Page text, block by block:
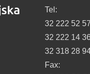
Tel:
32 222 52
32 222 14
32 318 28
Fax: